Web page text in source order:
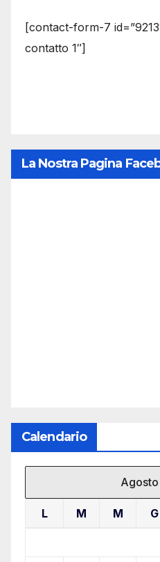
[contact-form-7
contatto 1″]
La Nostra Pagina
Calendario
L M M G